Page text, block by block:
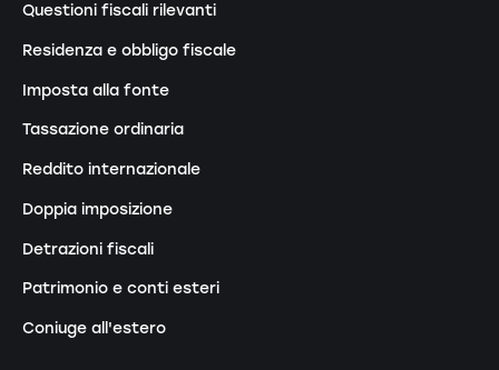
Questioni fiscali rilevanti
Residenza e obbligo fiscale
Imposta alla fonte
Tassazione ordinaria
Reddito internazionale
Doppia imposizione
Detrazioni fiscali
Patrimonio e conti esteri
Coniuge all'estero